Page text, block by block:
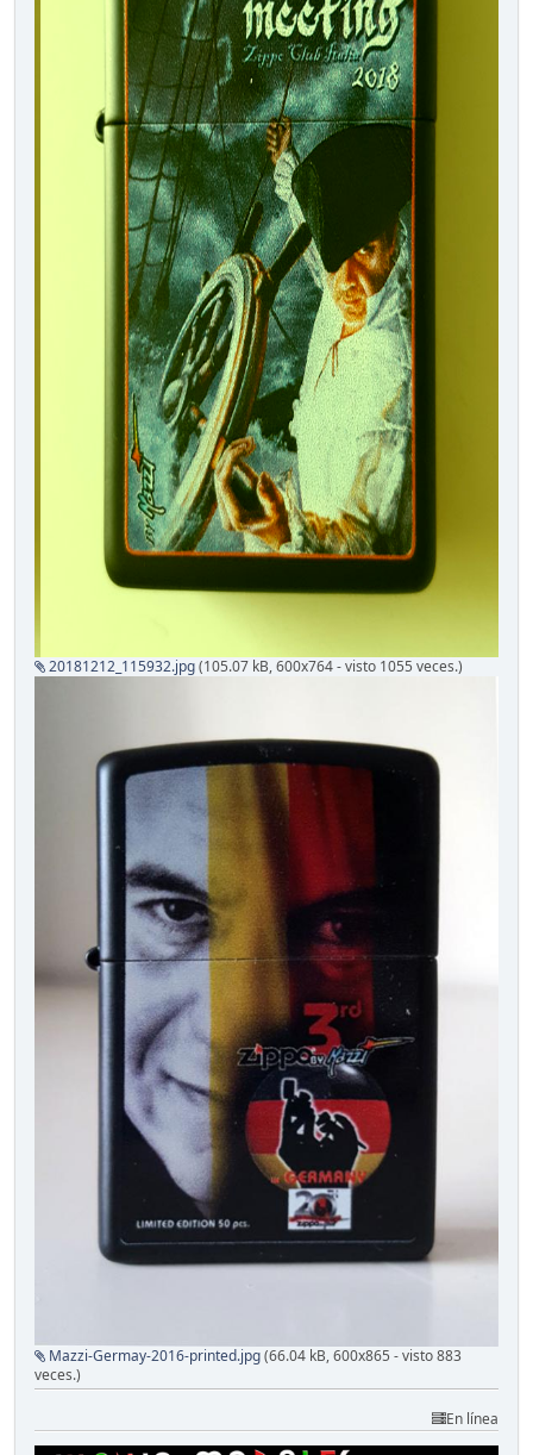
20181212_115932.jpg(105.07 kB, 600x764 - visto 1055 veces.)
Mazzi-Germay-2016-printed.jpg(66.04 kB, 600x865 - visto 883
veces.)
En línea